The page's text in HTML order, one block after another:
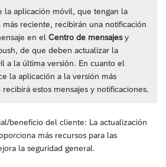
la aplicación móvil, que tengan la
reciente, recibirán una notificación
en elCentro de mensajesy
de que deben actualizar la
a la última versión. En cuanto el
la aplicación a la versión más
estos mensajes y notificaciones.
beneficio del cliente: La actualización
más recursos para las
la seguridad general.